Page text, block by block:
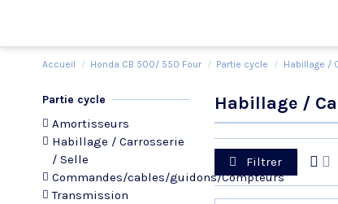
Accueil Honda CB 500/ 550 Four Partie cycle Habillage /
Habillage /
Filtrer
Partie cycle
Amortisseurs
Habillage / Carrosserie
/ Selle
Commandes/cables/guidons/Compteurs
Transmission